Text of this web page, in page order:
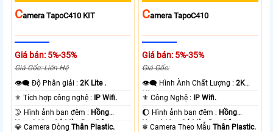
CAmera TapoC410 KIT
Giá bán: 5%-35%
Giá Gốc: Liên Hệ
👁️‍🗨 Độ Phân giải :2K Lite .
⚜️ Tích hợp công nghệ : IP Wifi.
🌛 Hình ảnh ban đêm : Hồng
Ngoại 10m Có Màu Ban Ðêm.
💎 Camera DòngThân Plastic.
CAmera TapoC410
Giá bán: 5%-35%
Giá Gốc:
👁️‍🗨 Hình Ành Chất Lượng :2K
Lite .
⚜️ Công Nghệ : IP Wifi.
🌔 Hình ảnh ban đêm : Hồng
Ngoại 10m Có Màu Ban Ðêm.
❄ Camera Theo MẫuThân Plastic.